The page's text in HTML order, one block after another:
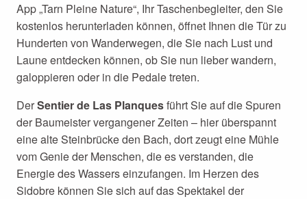
App „Tarn Pleine Nature“, Ihr Taschenbegleiter, den Sie
kostenlos herunterladen können, öffnet Ihnen die Tür zu
Hunderten von Wanderwegen, die Sie nach Lust und
Laune entdecken können, ob Sie nun lieber wandern,
galoppieren oder in die Pedale treten.
DerSentier de Las Planquesführt Sie auf die Spuren
der Baumeister vergangener Zeiten – hier überspannt
eine alte Steinbrücke den Bach, dort zeugt eine Mühle
vom Genie der Menschen, die es verstanden, die
Energie des Wassers einzufangen. Im Herzen des
Sidobre können Sie sich auf das Spektakel der